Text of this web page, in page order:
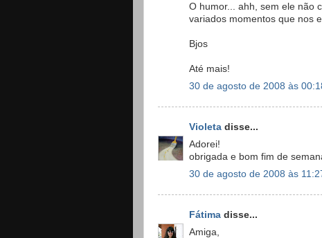
O humor... ahh, sem ele não
variados momentos que nos
Bjos
Até mais!
30 de agosto de 2008 às
Violeta disse...
Adorei!
obrigada e bom fim de
30 de agosto de 2008 às
Fátima disse...
Amiga,